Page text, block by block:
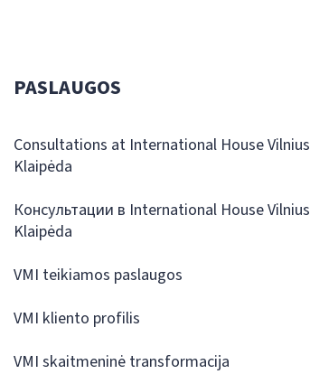
PASLAUGOS
Consultations at International House
Klaipėda
Консультации в International House
Klaipėda
VMI teikiamos paslaugos
VMI kliento profilis
VMI skaitmeninė transformacija